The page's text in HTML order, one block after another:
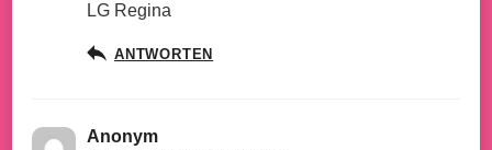
LG Regina
ANTWORTEN
Anonym